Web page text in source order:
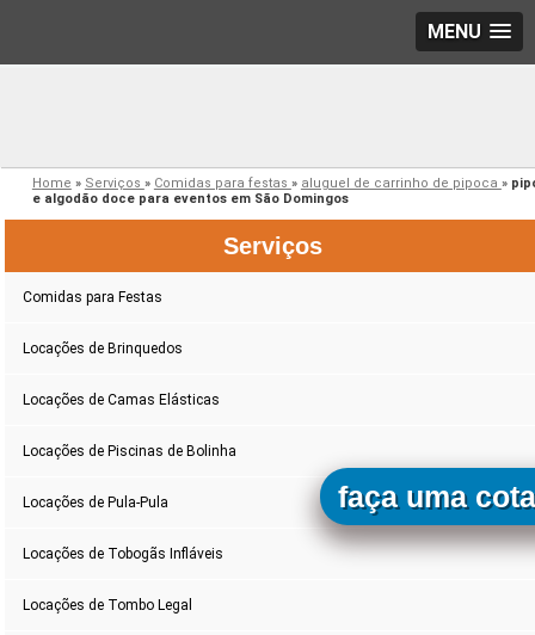
MENU
Home » Serviços » Comidas para festas » aluguel de carrinho de pipoca »
e algodão doce para eventos em São Domingos
Serviços
Comidas para Festas
Locações de Brinquedos
Locações de Camas Elásticas
Locações de Piscinas de Bolinha
Locações de Pula-Pula
Locações de Tobogãs Infláveis
Locações de Tombo Legal
faça uma